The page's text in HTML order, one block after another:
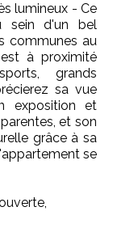
lumineux - Ce
sein d'un bel
communes au
à proximité
grands
sa vue
exposition et
et son
grâce à sa
se